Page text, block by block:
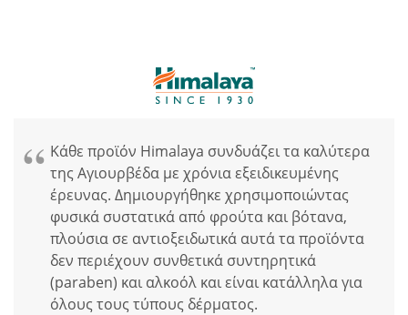
Κάθε προϊόν Himalaya συνδυάζει τα καλύτερα
της Αγιουρβέδα με χρόνια εξειδικευμένης
έρευνας. Δημιουργήθηκε χρησιμοποιώντας
φυσικά συστατικά από φρούτα και βότανα,
πλούσια σε αντιοξειδωτικά αυτά τα προϊόντα
δεν περιέχουν συνθετικά συντηρητικά
(paraben) και αλκοόλ και είναι κατάλληλα για
όλους τους τύπους δέρματος.